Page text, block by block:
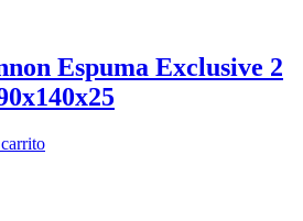
Espuma Exclusive 2